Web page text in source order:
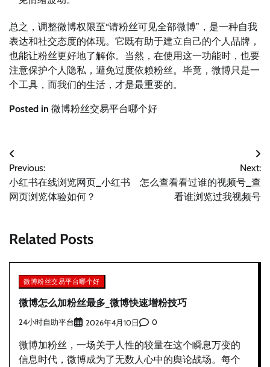
总之，调整微博权限至“请粉丝可见全部微博”，是一种自我
表达和社交态度的体现。它既有助于建立自己的个人品牌，
也能让粉丝更好地了解你。当然，在使用这一功能时，也要
注意保护个人隐私，避免过度依赖粉丝。毕竟，微博只是一
个工具，而我们的生活，才是最重要的。
Posted in 微博粉丝交易平台哪个好
文
章
导
Previous:
小红书在线浏览网页_小红书
网页浏览体验如何？
Next:
怎么查看看过谁的视频号_查
看谁浏览过我视频号
Related Posts
微博粉丝交易平台哪个好
微博怎么加粉丝最多_微博快速增粉技巧
24小时自助平台 2026年4月10日 0
微博加粉丝，一场关于人性的较量在这个瞬息万变的
信息时代，微博成为了无数人心中的舆论战场。每个